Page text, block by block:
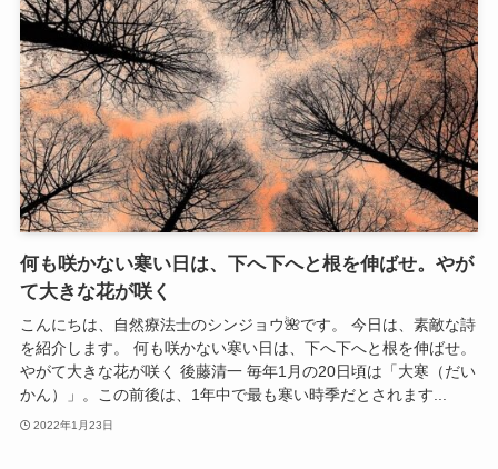
何も咲かない寒い日は、下へ下へと根を伸ばせ。やが
て大きな花が咲く
こんにちは、自然療法士のシンジョウ🌺です。 今日は、素敵な詩
を紹介します。 何も咲かない寒い日は、下へ下へと根を伸ばせ。
やがて大きな花が咲く 後藤清一 毎年1月の20日頃は「大寒（だい
かん）」。この前後は、1年中で最も寒い時季だとされます...
2022年1月23日